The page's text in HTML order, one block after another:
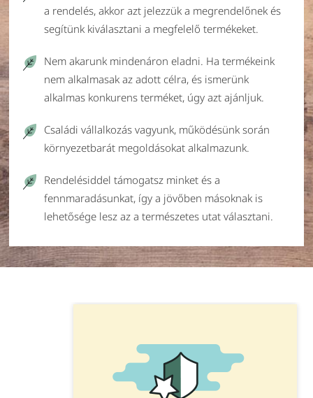
a rendelés, akkor azt jelezzük a megrendelőnek és
segítünk kiválasztani a megfelelő termékeket.
Nem akarunk mindenáron eladni. Ha termékeink
nem alkalmasak az adott célra, és ismerünk
alkalmas konkurens terméket, úgy azt ajánljuk.
Családi vállalkozás vagyunk, működésünk során
környezetbarát megoldásokat alkalmazunk.
Rendelésiddel támogatsz minket és a
fennmaradásunkat, így a jövőben másoknak is
lehetősége lesz az a természetes utat választani.